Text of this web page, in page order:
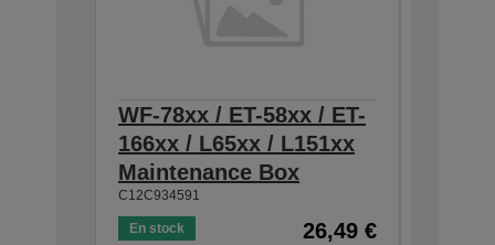
WF-78xx / ET-58xx / ET-
166xx / L65xx / L151xx
Maintenance Box
C12C934591
En stock 26,49 €